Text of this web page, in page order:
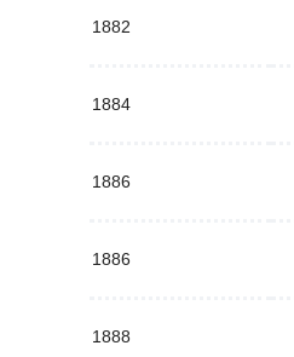
1882
1884
1886
1886
1888